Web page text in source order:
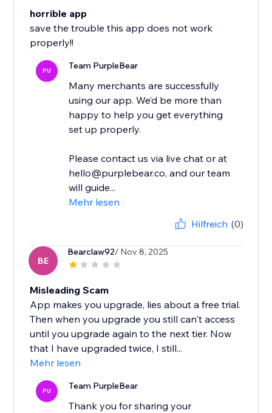
horrible app
save the trouble this app does not work
properly!!
PU Team PurpleBear
Many merchants are successfully
using our app. We’d be more than
happy to help you get everything
set up properly.
Please contact us via live chat or at
hello@purplebear.co, and our team
will guide...
Mehr lesen
Hilfreich (0)
BE
Bearclaw92/ Nov 8, 2025
Misleading Scam
App makes you upgrade, lies about a free trial.
Then when you upgrade you still can't access
until you upgrade again to the next tier. Now
that I have upgraded twice, I still...
Mehr lesen
PU Team PurpleBear
Thank you for sharing your